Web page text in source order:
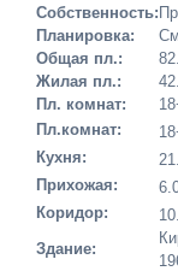
Собственность:
Планировка:
Общая пл.:
Жилая пл.:
Пл. комнат:
Пл.комнат:
Кухня:
Прихожая:
Коридор:
Здание: